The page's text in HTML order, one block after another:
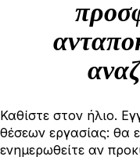
Καθίστε στον ήλιο.
θέσεων εργασίας: θα
ενημερωθείτε αν